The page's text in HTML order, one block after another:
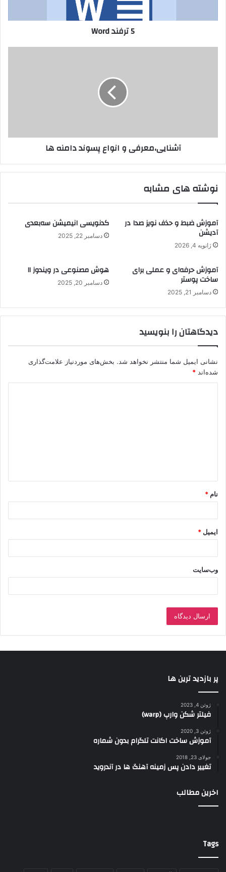
5 ترفند Word
آشنایی،معرفی و انواع پسوند دامنه ها
نوشته های مشابه
آموزش ضبط و حذف نویز صدا در
آدیشن
ژانویه 4, 2026
کدنویسی انیمیشن سه‌بعدی
دسامبر 22, 2025
آموزش حرفه‌ای و عملی برای
ساخت پوستر
دسامبر 21, 2025
هوش مصنوعی در ویندوز ۱۱
دسامبر 20, 2025
دیدگاهتان را بنویسید
نشانی ایمیل شما منتشر نخواهد شد. بخش‌های موردنیاز علامت‌گذاری
شده‌اند *
*
نام *
ایمیل *
وب‌سایت
پر بازدید ترین ها
ژوئن 4, 2023
فیلتر شکن وارپ (warp)
ژوئن 3, 2020
آموزش ساخت اکانت تلگرام بدون شماره
جولای 23, 2018
تغییر دادن پس زمینه آهنگ ها در آندروید
اخرین مطالب
Tags